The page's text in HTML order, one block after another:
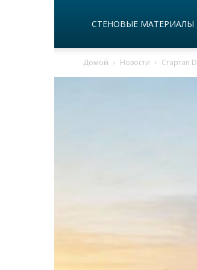
СТЕНОВЫЕ МАТЕРИАЛЫ
Домой Новости Стартап